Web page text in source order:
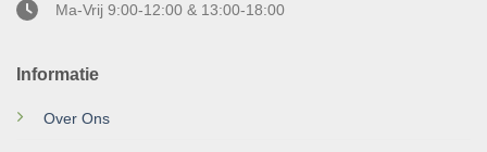
Informatie
Over Ons
Ma-Vrij 9:00-12:00 & 13:00-18:00